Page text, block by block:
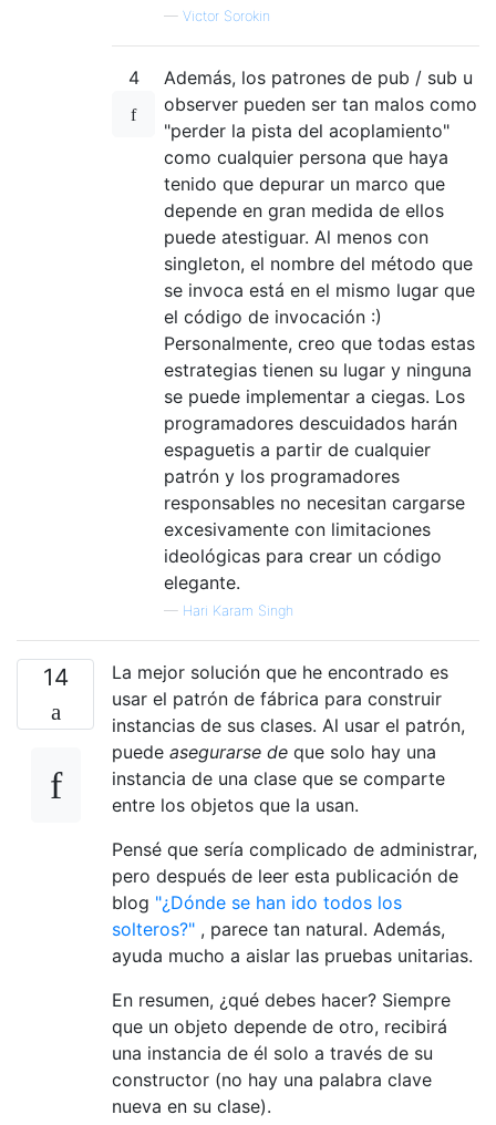
— Victor Sorokin
4
Además, los patrones de pub / sub u
observer pueden ser tan malos como
"perder la pista del acoplamiento"
como cualquier persona que haya
tenido que depurar un marco que
depende en gran medida de ellos
puede atestiguar. Al menos con
singleton, el nombre del método que
se invoca está en el mismo lugar que
el código de invocación :)
Personalmente, creo que todas estas
estrategias tienen su lugar y ninguna
se puede implementar a ciegas. Los
programadores descuidados harán
espaguetis a partir de cualquier
patrón y los programadores
responsables no necesitan cargarse
excesivamente con limitaciones
ideológicas para crear un código
elegante.
— Hari Karam Singh
14
La mejor solución que he encontrado es
usar el patrón de fábrica para construir
instancias de sus clases. Al usar el patrón,
puede asegurarse de que solo hay una
instancia de una clase que se comparte
entre los objetos que la usan.
Pensé que sería complicado de administrar,
pero después de leer esta publicación de
blog "¿Dónde se han ido todos los
solteros?" , parece tan natural. Además,
ayuda mucho a aislar las pruebas unitarias.
En resumen, ¿qué debes hacer? Siempre
que un objeto depende de otro, recibirá
una instancia de él solo a través de su
constructor (no hay una palabra clave
nueva en su clase).